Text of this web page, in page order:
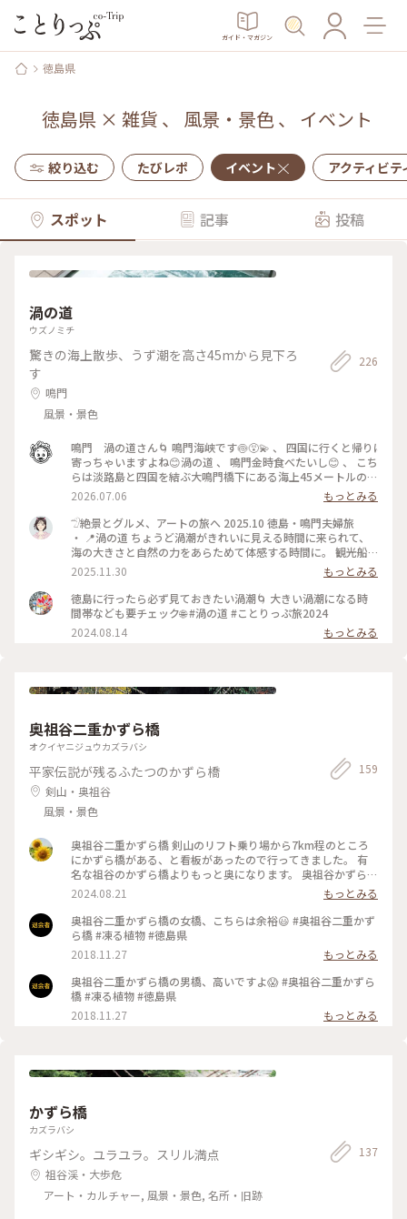
ガイド・マガジン
徳島県
徳島県 × 雑貨 、 風景・景色、 イベント
絞り込む たびレポ イベント アクティビテ
スポット 記事 投稿
渦の道
ウズノミチ
驚きの海上散歩、うず潮を高さ45mから見下ろ
す
鳴門
風景・景色
226
鳴門 渦の道さん🌀 鳴門海峡です🍥😵‍💫 、 四国に行くと帰りに
寄っちゃいますよね😊渦の道 、 鳴門金時食べたいし😊 、 こち
らは淡路島と四国を結ぶ大鳴門橋下にある海上45メートルの遊
歩道です😊 、 鳴門の渦潮が上から見えます😊 、 ちがうな🙂時
間帯によって見えます…か🤔 、 いや、言い過ぎた… 時間帯に
運が良ければ見えます😊 、 わたし昔は愛媛県アクロス重信に
毎年、香川県うどんツアーにも毎年行ってました😊 つまり鳴
門海峡は２０回ぐらいは走ってます🚙😊 、 当然渦の道にも行
ってますが渦潮らしい渦潮見たことない😂 、 洗濯にはちょう
どいいぐらいのは見ました🍥👀✨ 、 誰かこれぞ渦潮って写真
あったら投稿してください😂 、 #あきらの四国 、 #あきらの
近畿
2026.07.06
もっとみる
𓅿絶景とグルメ、アートの旅へ 2025.10 徳島・鳴門夫婦旅
・ 📍渦の道 ちょうど渦潮がきれいに見える時間に来られて、
海の大きさと自然の力をあらためて体感する時間に。 観光船
と比べると、渦ってこんなに大きいんだ…と驚くほどでした。
・ 「渦の道」は、大鳴門橋の車道の下に作られた 全長450mの
海上遊歩道。 足元から潮風が抜けて、 海がキラキラしてい
て、 歩いているだけで気持ちがいい場所です。 太平洋側と瀬
戸内海側、 どちらの景色も楽しめる贅沢なロケーション。 ・
奥にある展望スペースでは、ぜひガラス床の上へ。 海上45メ
900m。 歩いただけでも小さな達成感。 自然の力にふれる、と
MEMO ・入場料 510円 ・エスカヒル+渦の道(710円)のほか、
渦の道 + 大鳴門橋架橋記念館エディ 共通入館券や うずしお汽
船、うずしお観潮船などの割引チケットもあり🎫 ・渦の道は
海面から45メートルにあり、 フェンスに覆われているだけな
ので、 吹き込む風すごいです。冬は寒いかも。 (10月上旬でし
たが暑く蒸し蒸ししてました。) ・ ┈┈┈┈┈┈┈┈┈┈ 📕
hitomin旅のエピローグ 往復わずか900メートル 普段歩き慣れ
だ先は長いよ？笑 ・ ・ #hitomin_徳島2025 #ベストトリップ
2025 #ことりっぷ #秋の装い #ことりっぷと一緒 #ことりっぷ
徳島 #徳島 #鳴門 #絶景 #大鳴門橋 #鳴門公園 #渦の道 #秋のお
出かけ
2025.11.30
もっとみる
徳島に行ったら必ず見ておきたい渦潮🌀 大きい渦潮になる時
間帯なども要チェック🌐 #渦の道 #ことりっぷ旅2024
2024.08.14
もっとみる
奥祖谷二重かずら橋
オクイヤニジュウカズラバシ
平家伝説が残るふたつのかずら橋
剣山・奥祖谷
風景・景色
159
奥祖谷二重かずら橋 剣山のリフト乗り場から7km程のところ
にかずら橋がある、と看板があったので行ってきました。 有
名な祖谷のかずら橋よりもっと奥になります。 奥祖谷かずら橋
は、平家一族が讃岐志度の浦の戦に破れて祖谷の地に逃れた
後、剣山平家の馬場での軍馬の調練などのために利用されてい
ました。 男橋と女橋のふたつがあり、野猿もあります。野猿は
残念ながら現在使用不可とのことでした。 橋は結構ギシギシ
揺れるし床板も隙間がかなりあるのでスリル度高め🤩 水面か
らはそれほど高くなく、川遊びする人たちも見られました。
橋の向こう側にはキャンプ場があるようですが、キャンプの荷
物を抱えてこの橋を渡るのはさすがに怖いかも😱 秋は紅葉が
美しいでしょうね🍁 #ことりっぷ旅2024 #奥祖谷二重かずら橋
#かずら橋 #男橋 #女橋 #奥祖谷 #祖谷 #徳島
2024.08.21
もっとみる
奥祖谷二重かずら橋の女橋、こちらは余裕😃 #奥祖谷二重かず
ら橋 #凍る植物 #徳島県
2018.11.27
もっとみる
奥祖谷二重かずら橋の男橋、高いですよ😱 #奥祖谷二重かずら
橋 #凍る植物 #徳島県
2018.11.27
もっとみる
かずら橋
カズラバシ
ギシギシ。ユラユラ。スリル満点
祖谷渓・大歩危
アート・カルチャー, 風景・景色, 名所・旧跡
137